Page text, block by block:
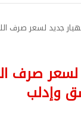
جديد لسعر صرف
صرف
وإدلب